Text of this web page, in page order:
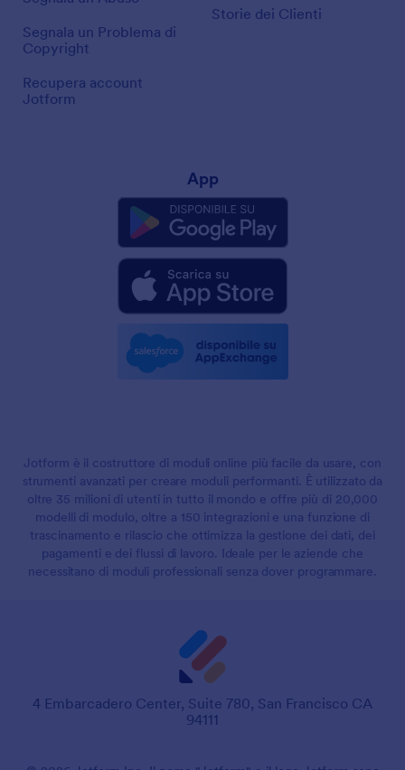
Segnala un Problema di
Copyright
Recupera account
Jotform
Storie dei Clienti
App
Jotform è il costruttore di moduli online più facile da usare, con
strumenti avanzati per creare moduli performanti. È utilizzato da
oltre 35 milioni di utenti in tutto il mondo e offre più di 20,000
modelli di modulo, oltre a 150 integrazioni e una funzione di
trascinamento e rilascio che ottimizza la gestione dei dati, dei
pagamenti e dei flussi di lavoro. Ideale per le aziende che
necessitano di moduli professionali senza dover programmare.
4 Embarcadero Center, Suite 780, San Francisco CA
94111